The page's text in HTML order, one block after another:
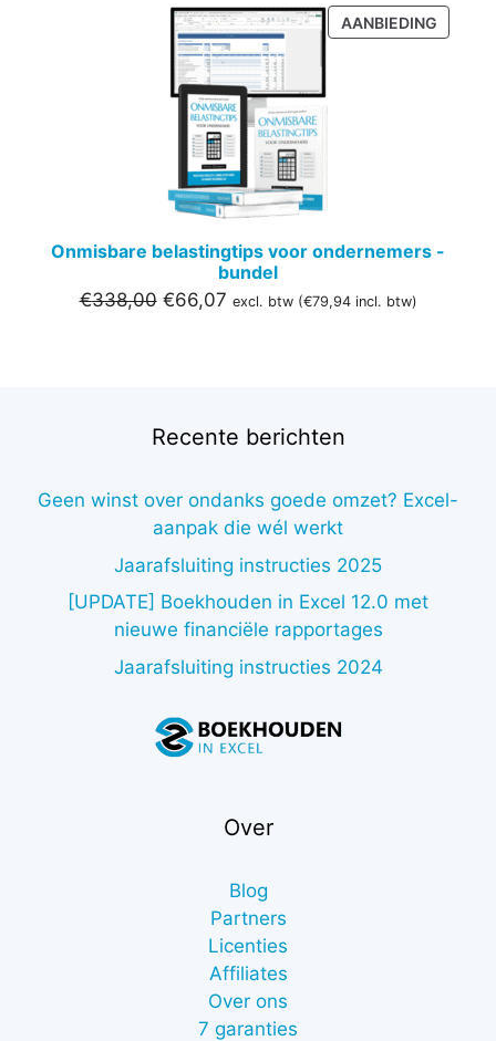
AANBIEDING
IN
Onmisbare belastingtips voor ondernemers -
bundel
€338,00 Oorspronkelijke
€66,07Huidige
excl. btw (€79,94incl. btw)
Recente berichten
Geen winst over ondanks goede omzet? Excel-
aanpak die wél werkt
Jaarafsluiting instructies 2025
[UPDATE] Boekhouden in Excel 12.0 met
nieuwe financiële rapportages
Jaarafsluiting instructies 2024
Over
Blog
Partners
Licenties
Affiliates
Over ons
7 garanties